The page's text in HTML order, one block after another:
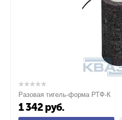
Разовая тигель-форма РТФ-К
1 342 руб.